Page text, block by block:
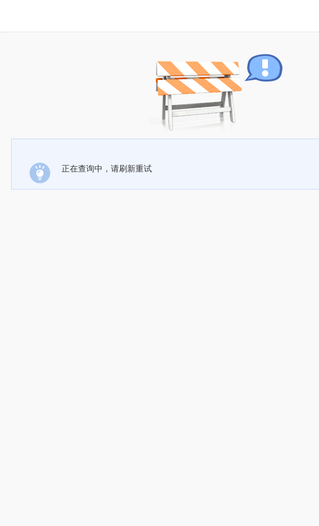
正在查询中，请刷新重试